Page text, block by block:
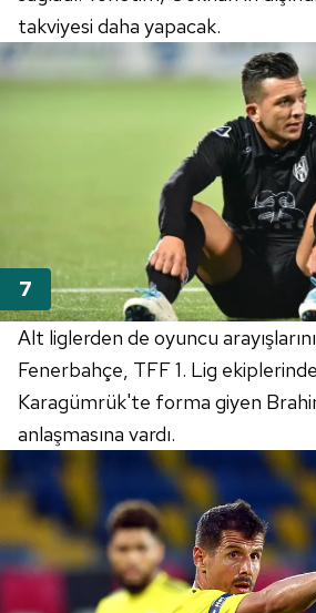
takviyesi daha yapacak.
Alt liglerden de oyuncu
Fenerbahçe, TFF 1. Lig
Karagümrük'te forma giyen
anlaşmasına vardı.